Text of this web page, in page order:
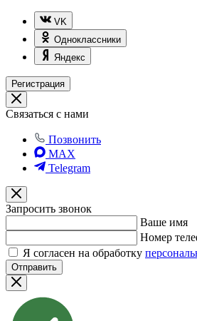
VK
Одноклассники
Яндекс
Регистрация
Связаться с нами
Позвонить
MAX
Telegram
Запросить звонок
Ваше имя
Номер
Я согласен на обработку
Отправить